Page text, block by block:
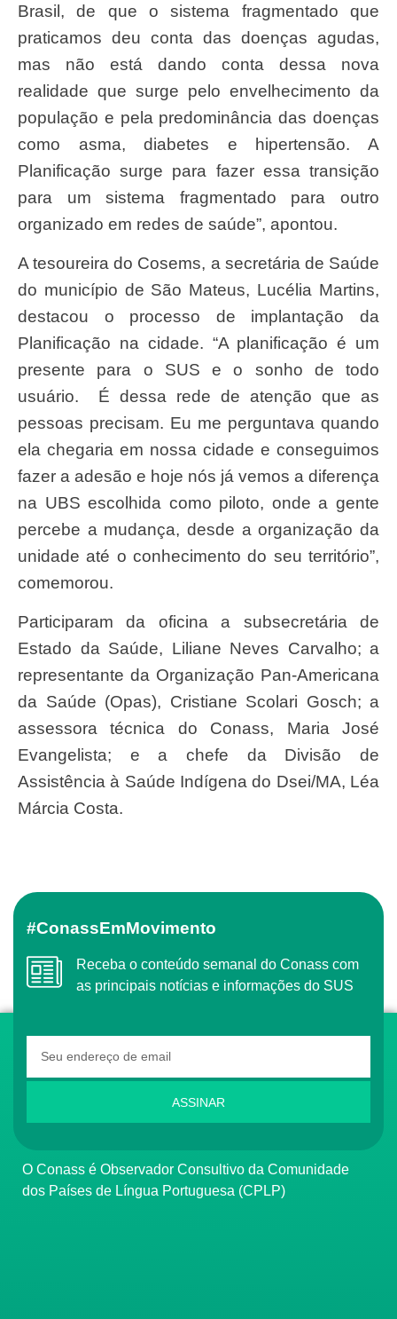
Brasil, de que o sistema fragmentado que
praticamos deu conta das doenças agudas,
mas não está dando conta dessa nova
realidade que surge pelo envelhecimento da
população e pela predominância das doenças
como asma, diabetes e hipertensão. A
Planificação surge para fazer essa transição
para um sistema fragmentado para outro
organizado em redes de saúde”, apontou.
A tesoureira do Cosems, a secretária de Saúde
do município de São Mateus, Lucélia Martins,
destacou o processo de implantação da
Planificação na cidade. “A planificação é um
presente para o SUS e o sonho de todo
usuário. É dessa rede de atenção que as
pessoas precisam. Eu me perguntava quando
ela chegaria em nossa cidade e conseguimos
fazer a adesão e hoje nós já vemos a diferença
na UBS escolhida como piloto, onde a gente
percebe a mudança, desde a organização da
unidade até o conhecimento do seu território”,
comemorou.
Participaram da oficina a subsecretária de
Estado da Saúde, Liliane Neves Carvalho; a
representante da Organização Pan-Americana
da Saúde (Opas), Cristiane Scolari Gosch; a
assessora técnica do Conass, Maria José
Evangelista; e a chefe da Divisão de
Assistência à Saúde Indígena do Dsei/MA, Léa
Márcia Costa.
#ConassEmMovimento
Receba o conteúdo semanal do Conass com
as principais notícias e informações do SUS
ASSINAR
O Conass é Observador Consultivo da Comunidade
dos Países de Língua Portuguesa (CPLP)